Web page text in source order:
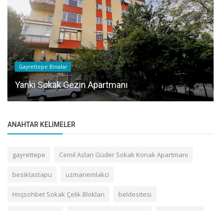
Gayrettepe Binalar
Yankı Sokak Gezin Apartmanı
ANAHTAR KELIMELER
gayrettepe Cemil Aslan Güder Sokak Konak Apartmanı
besiktastapu uzmanemlakci
Hoşsohbet Sokak Çelik Blokları beldesitesi